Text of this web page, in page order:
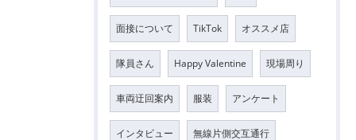
面接について TikTok オススメ店
隊員さん Happy Valentine 現場周り
車両迂回案内 服装 アンケート
インタビュー 無線片側交互通行